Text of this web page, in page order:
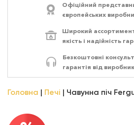
ЕЛЕКТРОКАМІНИ
АКСЕСУАРИ
Офіційний
європейських
Широкий
якість і надійність
Безкоштовні
гарантія від
Головна Печі Чавунна піч